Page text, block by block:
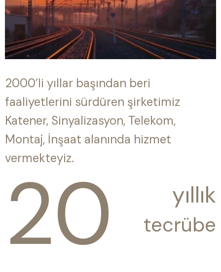
2000’li yıllar başından beri
faaliyetlerini sürdüren şirketimiz
Katener, Sinyalizasyon, Telekom,
Montaj, İnşaat alanında hizmet
vermekteyiz.
yıllık
20 tecrübe